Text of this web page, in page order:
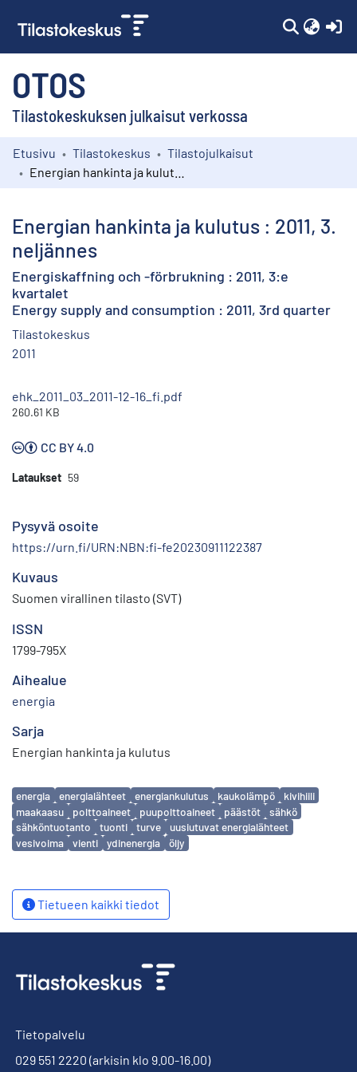
OTOS
Tilastokeskuksen julkaisut verkossa
Kokoelmat
Etusivu Tilastokeskus
Tilastojulkaisut
Energian hankinta ja kulutus : 2011, 3.
neljännes
Energiskaffning och -förbrukning : 2011, 3:e
kvartalet
Energy supply and consumption : 2011, 3rd quarter
Tilastokeskus
2011
ehk_2011_03_2011-12-16_fi.pdf
260.61 KB
CC BY 4.0
Lataukset 59
Pysyvä osoite
https://urn.fi/URN:NBN:fi-fe20230911122387
Kuvaus
Suomen virallinen tilasto (SVT)
ISSN
1799-795X
Aihealue
energia
Sarja
Energian hankinta ja kulutus
Avainsanat
energia energialähteet energiankulutus kaukolämpö
kivihiili
maakaasu
polttoaineet puupolttoaineet päästöt
sähkö
sähköntuotanto
tuonti turve
uusiutuvat energialähteet
vesivoima
vienti ydinenergia öljy
Tietueen kaikki tiedot
Tietopalvelu
029 551 2220 (arkisin klo 9.00-16.00)